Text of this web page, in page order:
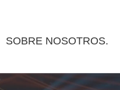
SOBRE NOSOTROS.